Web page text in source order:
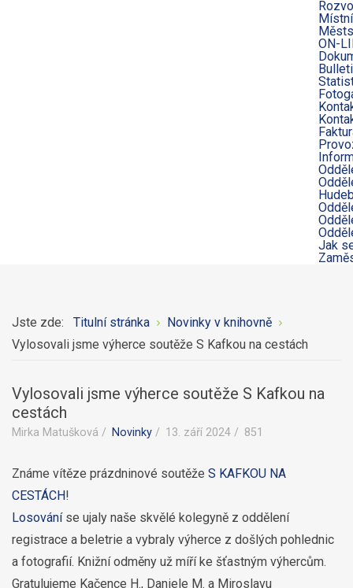
ON-
Jak
Jste zde: Titulní stránka
Novinky v knihovně
Vylosovali jsme výherce soutěže S Kafkou na cestách
Vylosovali jsme výherce soutěže S Kafkou na
cestách
Mirka Matušková Novinky 13. září 2024 851
Známe vítěze prázdninové soutěže S KAFKOU NA
CESTÁCH!
Losováníse ujaly naše skvělé kolegyně z oddělení
registrace a beletrie a vybraly výherce z došlých pohlednic
a fotografií. Knižní odměny už míří ke šťastným výhercům.
Gratulujeme Kačence H., Daniele M. a Miroslavu